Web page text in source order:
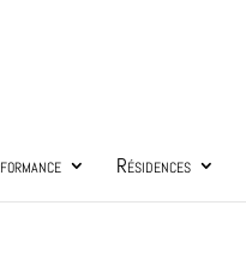
Résidences